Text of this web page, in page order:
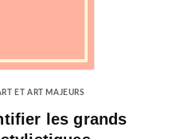
ET ART MAJEURS
les grands